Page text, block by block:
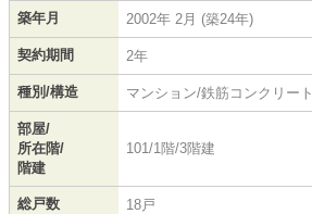
築年月 2002年 2月 (築24年)
契約期間 2年
種別/構造 マンション/鉄筋コンクリート
部屋/
所在階/
階建
101/1階/3階建
総戸数 18戸